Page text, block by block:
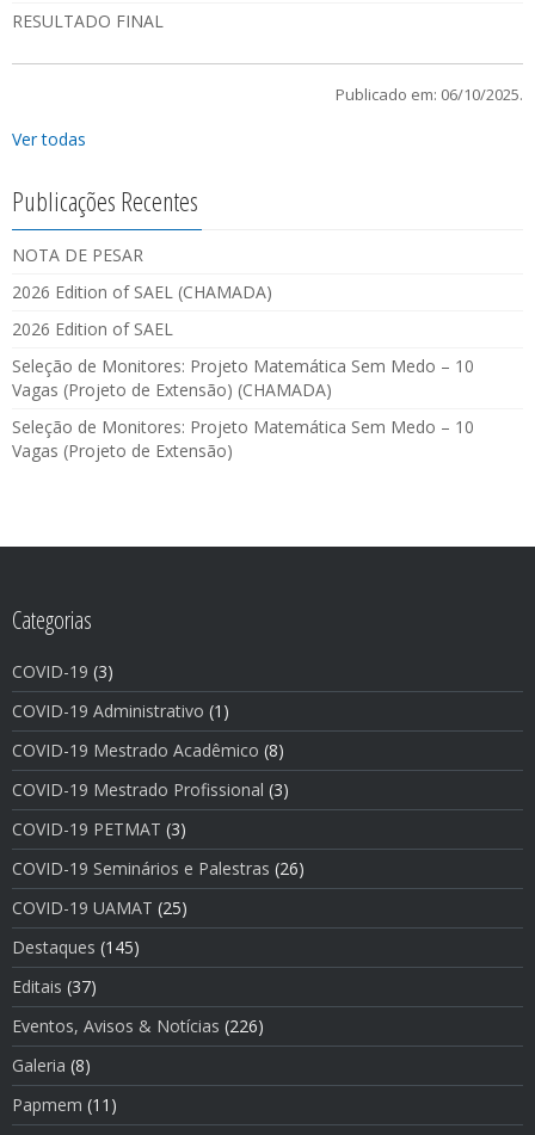
RESULTADO FINAL
Publicado em: 06/10/2025.
Ver todas
Publicações Recentes
NOTA DE PESAR
2026 Edition of SAEL (CHAMADA)
2026 Edition of SAEL
Seleção de Monitores: Projeto Matemática Sem Medo – 10
Vagas (Projeto de Extensão) (CHAMADA)
Seleção de Monitores: Projeto Matemática Sem Medo – 10
Vagas (Projeto de Extensão)
Categorias
COVID-19 (3)
COVID-19 Administrativo (1)
COVID-19 Mestrado Acadêmico (8)
COVID-19 Mestrado Profissional (3)
COVID-19 PETMAT (3)
COVID-19 Seminários e Palestras (26)
COVID-19 UAMAT (25)
Destaques (145)
Editais (37)
Eventos, Avisos & Notí­cias (226)
Galeria (8)
Papmem (11)